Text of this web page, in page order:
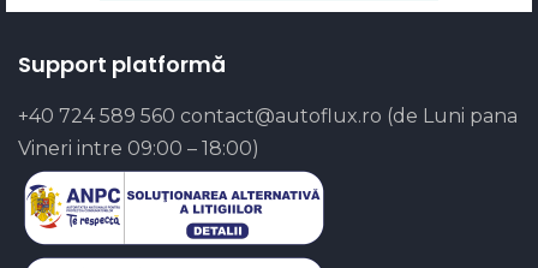
Support platformă
+40 724 589 560 contact@autoflux.ro (de Luni pana
Vineri intre 09:00 – 18:00)